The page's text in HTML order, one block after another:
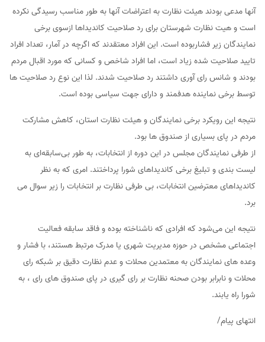
آنها مدعی بودند هیئت نظارت به اعتراضات آنها به طور مناسب رسیدگی نکرده
است و هیت نظارت شهرستان برای رد صلاحیت کاندیداها ازسوی برخی
نمایندگان زیر فشاربوده است. این افراد معتقدند که اگرچه در آمار، تعداد افراد
تایید صلاحیت شده زیاد است، اما افراد شاخص و کسانی که مورد اقبال مردم
بودند و شانس رای آوری داشتند رد صلاحیت شدند. لذا این نوع رد صلاحیت ها
توسط برخی نماینده هدفمند و دارای جهت سیاسی بوده است.
نتیجه این رویکرد برخی نمایندگان و هیئت نظارت استان، کاهش مشارکت
مردم در پای بسیاری از صندوق ها بود.
از طرفی نمایندگان مجلس در این دوره از انتخابات، به طور بی‌سابقه‌ای به
لیست بندی و تبلیغ برخی کاندیداهای شورا پرداختند. امری که به نظر
کاندیداهای معترضین انتخابات، بی طرفی نظارت بر انتخابات را زیر سوال می
برد.
نتیجه این می‌شود که افرادی که ناشناخته بوده و فاقد سابقه فعالیت
اجتماعی مشخص در حوزه مدیریت شهری یا مدرک مرتبط هستند، با فشار و
وعده های نمایندگان به معتمدین محلات و عدم نظارت دقیق بر شبکه رای
محلات و نابرابر بودن صحنه نظارت بر رای گیری در پای صندوق های رای ، به
شورا راه یابند.
انتهای پیام/